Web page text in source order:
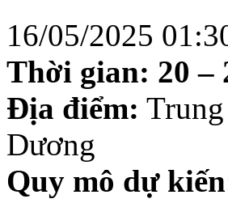
16/05/2025
Thời gian: 20 –
Địa điểm:
Dương
Quy mô dự